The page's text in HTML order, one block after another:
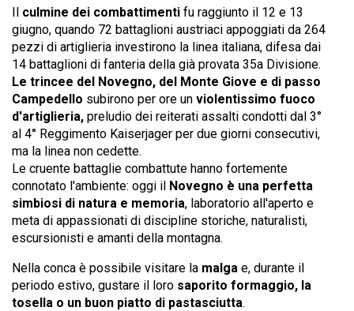
Il culmine dei combattimenti fu raggiunto il 12 e 13
giugno, quando 72 battaglioni austriaci appoggiati da 264
pezzi di artiglieria investirono la linea italiana, difesa dai
14 battaglioni di fanteria della già provata 35a Divisione.
Le trincee del Novegno, del Monte Giove e di passo
Campedello subirono per ore un violentissimo fuoco
d'artiglieria, preludio dei reiterati assalti condotti dal 3°
al 4° Reggimento Kaiserjager per due giorni consecutivi,
ma la linea non cedette.
Le cruente battaglie combattute hanno fortemente
connotato l'ambiente: oggi il Novegno è una perfetta
simbiosi di natura e memoria, laboratorio all'aperto e
meta di appassionati di discipline storiche, naturalisti,
escursionisti e amanti della montagna.
Nella conca è possibile visitare la malga e, durante il
periodo estivo, gustare il loro saporito formaggio, la
tosella o un buon piatto di pastasciutta.